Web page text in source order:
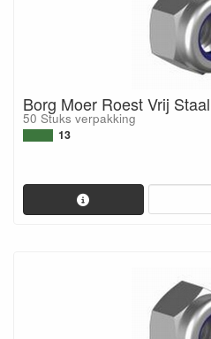
Borg Moer Roest Vrij
50 Stuks verpakking
13